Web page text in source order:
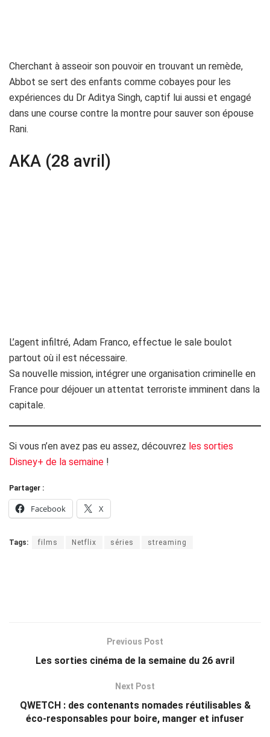
Cherchant à asseoir son pouvoir en trouvant un remède,
Abbot se sert des enfants comme cobayes pour les
expériences du Dr Aditya Singh, captif lui aussi et engagé
dans une course contre la montre pour sauver son épouse
Rani.
AKA (28 avril)
L’agent infiltré, Adam Franco, effectue le sale boulot
partout où il est nécessaire.
Sa nouvelle mission, intégrer une organisation criminelle en
France pour déjouer un attentat terroriste imminent dans la
capitale.
Si vous n’en avez pas eu assez, découvrez les sorties
Disney+ de la semaine !
Partager :
Facebook X
Tags: films Netflix séries streaming
Previous Post
Les sorties cinéma de la semaine du 26 avril
Next Post
QWETCH : des contenants nomades réutilisables &
éco-responsables pour boire, manger et infuser